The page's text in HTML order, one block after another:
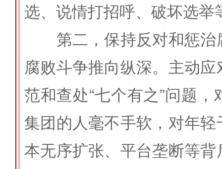
选、说情打招呼、破坏选
第二，保持反对和惩治
腐败斗争推向纵深。主动
范和查处“七个有之”问题
集团的人毫不手软，对年
本无序扩张、平台垄断等